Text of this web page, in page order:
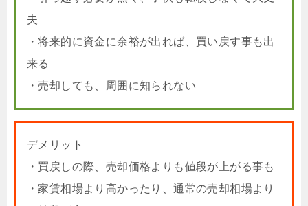
夫
・将来的に資金に余裕が出れば、買い戻す事も出
来る
・売却しても、周囲に知られない
デメリット
・買戻しの際、売却価格よりも値段が上がる事も
・家賃相場より高かったり、通常の売却相場より